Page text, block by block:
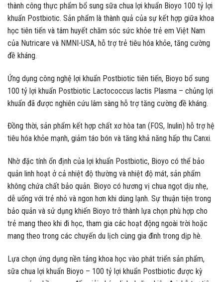
thành công thực phẩm bổ sung sữa chua lợi khuẩn Bioyo 100 tỷ lợi
khuẩn Postbiotic. Sản phẩm là thành quả của sự kết hợp giữa khoa
học tiên tiến và tâm huyết chăm sóc sức khỏe trẻ em Việt Nam
của Nutricare và NMNI-USA, hỗ trợ trẻ tiêu hóa khỏe, tăng cường
đề kháng.
Ứng dụng công nghệ lợi khuẩn Postbiotic tiên tiến, Bioyo bổ sung
100 tỷ lợi khuẩn Postbiotic Lactococcus lactis Plasma – chủng lợi
khuẩn đã được nghiên cứu lâm sàng hỗ trợ tăng cường đề kháng.
Đồng thời, sản phẩm kết hợp chất xơ hòa tan (FOS, Inulin) hỗ trợ hệ
tiêu hóa khỏe mạnh, giảm táo bón và tăng khả năng hấp thu Canxi.
Nhờ đặc tính ổn định của lợi khuẩn Postbiotic, Bioyo có thể bảo
quản linh hoạt ở cả nhiệt độ thường và nhiệt độ mát, sản phẩm
không chứa chất bảo quản. Bioyo có hương vị chua ngọt dịu nhẹ,
dễ uống với trẻ nhỏ và ngon hơn khi dùng lạnh. Sự thuận tiện trong
bảo quản và sử dụng khiến Bioyo trở thành lựa chọn phù hợp cho
trẻ mang theo khi đi học, tham gia các hoạt động ngoài trời hoặc
mang theo trong các chuyến du lịch cùng gia đình trong dịp hè.
Lựa chọn ứng dụng nền tảng khoa học vào phát triển sản phẩm,
sữa chua lợi khuẩn Bioyo – 100 tỷ lợi khuẩn Postbiotic được kỳ